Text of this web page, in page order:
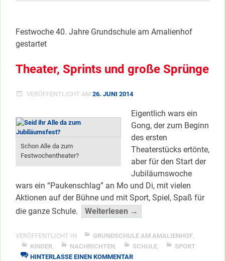
FEIERT
Festwoche 40. Jahre Grundschule am Amalienhof
gestartet
Theater, Sprints und große Sprünge
VERÖFFENTLICHT AM 26. JUNI 2014
Schon Alle da zum
Festwochentheater?
Eigentlich wars ein
Gong, der zum Beginn
des ersten
Theaterstücks ertönte,
aber für den Start der
Jubiläumswoche
wars ein “Paukenschlag” an Mo und Di, mit vielen
Aktionen auf der Bühne und mit Sport, Spiel, Spaß für
die ganze Schule.
Weiterlesen →
und
große
VERÖFFENTLICHT IN GRUNDSCHULE AM AMALIENHOF
KINDER
NACHRICHTEN SCHULE
SPORT
HINTERLASSE EINEN KOMMENTARZU